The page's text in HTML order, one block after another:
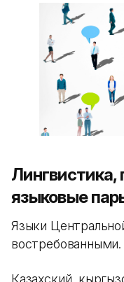
Лингвистика,
языковые
Языки
востребованными.